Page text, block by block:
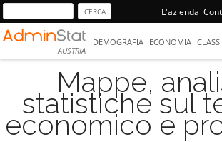
L'azienda
AUSTRIA
DEMOGRAFIA ECONOMIA
Mappe,
statistiche sul
economico e